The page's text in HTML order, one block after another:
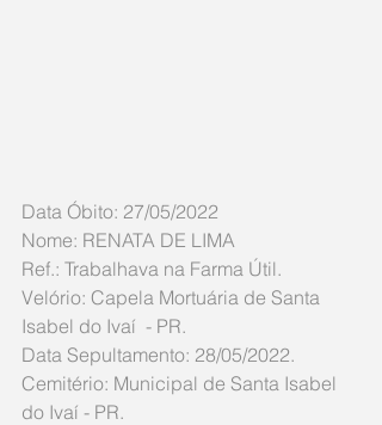
Data Óbito: 27/05/2022
Nome: RENATA DE LIMA
Ref.: Trabalhava na Farma Útil.
Velório: Capela Mortuária de Santa
Isabel do Ivaí  - PR.
Data Sepultamento: 28/05/2022.
Cemitério: Municipal de Santa Isabel
do Ivaí - PR.